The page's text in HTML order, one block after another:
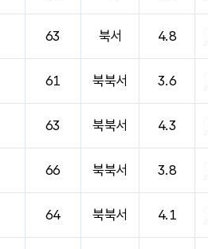
63 북서 4.8
61 북북서 3.6
63 북북서 4.3
66 북북서 3.8
64 북북서 4.1